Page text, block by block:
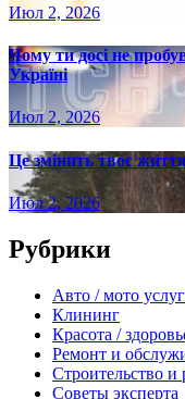
Июл 2, 2026
Чому ти досі не
Україні
Июл 2, 2026
Це змінить твоє
Июл 2, 2026
Рубрики
Авто / мото
Клининг
Красота /
Ремонт и
Строительство и
Советы эксперта